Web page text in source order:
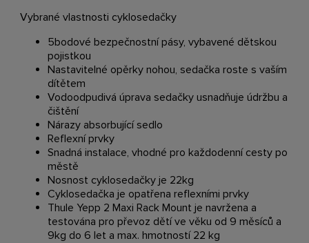
Vybrané vlastnosti cyklosedačky
5bodové bezpečnostní pásy, vybavené dětskou
pojistkou
Nastavitelné opěrky nohou, sedačka roste s vaším
dítětem
Vodoodpudivá úprava sedačky usnadňuje údržbu a
čištění
Nárazy absorbující sedlo
Reflexní prvky
Snadná instalace, vhodné pro každodenní cesty po
městě
Nosnost cyklosedačky je 22kg
Cyklosedačka je opatřena reflexními prvky
Thule Yepp 2 Maxi Rack Mount je navržena a
testována pro převoz dětí ve věku od 9 měsíců a
9kg do 6 let a max. hmotností 22 kg